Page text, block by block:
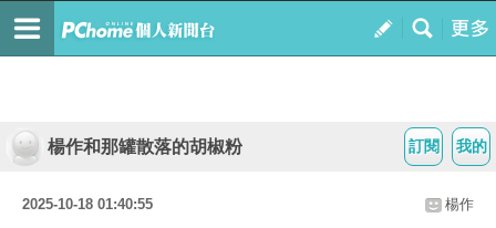
我的
訂閱
楊作和那罐散落的胡椒粉
2025-10-18 01:40:55 楊作